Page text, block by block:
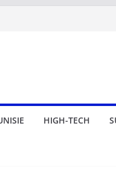
HIGH-TECH